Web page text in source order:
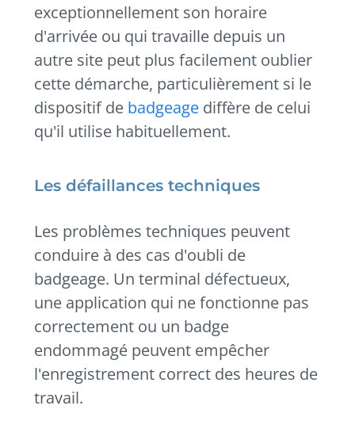
exceptionnellement son horaire
d'arrivée ou qui travaille depuis un
autre site peut plus facilement oublier
cette démarche, particulièrement si le
dispositif de badgeagediffère de celui
qu'il utilise habituellement.
Les défaillances techniques
Les problèmes techniques peuvent
conduire à des cas d'oubli de
badgeage. Un terminal défectueux,
une application qui ne fonctionne pas
correctement ou un badge
endommagé peuvent empêcher
l'enregistrement correct des heures de
travail.